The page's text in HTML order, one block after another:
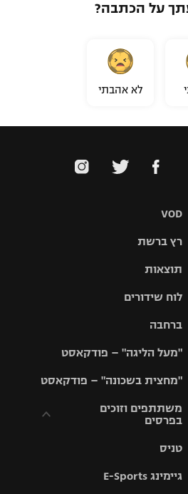
על הכתבה?
לא אהבתי
VOD
רץ ברשת
תוצאות
לוח שידורים
ברחבה
"מעל הליגה" – פודקאסט
"מחצית בשכונה" – פודקאסט
משתתפים וזוכים
בפרסים
וזוכים בפרסים
טניס
גיימינג E-Sports